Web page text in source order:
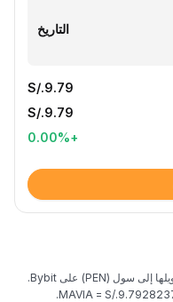
التاريخ
S/.9.79
S/.9.79
+
0.00%
Heroes of Mavia هي عملة رقمية يمكن تحويلها إلى سول (PEN) على Bybit.